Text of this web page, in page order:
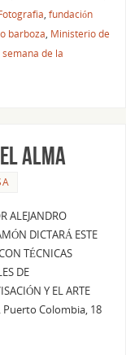
, fundación
barboza, Ministerio de
semana de la
ALMA
ALEJANDRO
DICTARÁ ESTE
TÉCNICAS
DE
Y EL ARTE
Puerto Colombia, 18